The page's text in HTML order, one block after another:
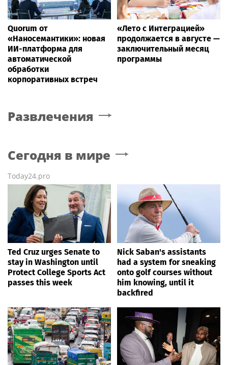
Quorum от
«Наносемантики»: новая
ИИ-платформа для
автоматической
обработки
корпоративных встреч
«Лето с Интеграцией»
продолжается в августе —
заключительный месяц
программы
Развлечения
Сегодня в мире
Today24.pro
Ted Cruz urges Senate to
stay in Washington until
Protect College Sports Act
passes this week
Nick Saban's assistants
had a system for sneaking
onto golf courses without
him knowing, until it
backfired